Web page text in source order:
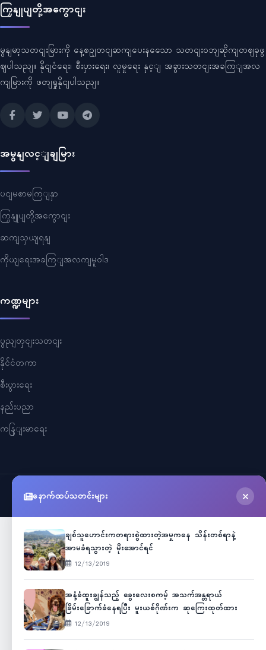
ကြှနျုပျတို့အကွောငျး
မွနျမာ့သတငျးမြားကို နေ့စဥျတငျဆကျပေးနသေော သတငျးဝဘျဆိုကျတဈခုဖွ
ဈပါသညျ။ နိုငျငံရေး၊ စီးပှားရေး၊ လူမှုရေး နှင့ျ အခွားသတငျးအခကြျအလ
ကျမြားကို ဖတျရှုနိုငျပါသညျ။
အမွနျလင့ျချမြား
ပငျမစာမကြျနှာ
ကြှနျုပျတို့အကွောငျး
ဆကျသှယျရနျ
ကိုယျရေးအခကြျအလကျမူဝါဒ
ကဏ္ဍများ
ပွညျတှငျးသတငျး
နိုင်ငံတကာ
စီးပွားရေး
နည်းပညာ
ကနြျးမာရေး
©2026Myanmar Cele News
နောက်ထပ်သတင်းများ
ချစ်သူဟောင်းကတရားစွဲထားတဲ့အမှုကနေ သိန်းတစ်ရာနဲ့
အာမခံရသွားတဲ့ မိုးအောင်ရင်
12/13/2019
အနံ့ခံထူးချွန်သည့် ခွေးလေးစကမ့် အသက်အန္တရာယ်
ခြိမ်းခြောက်ခံနေရပြီး မူးယစ်ဂိုဏ်းက ဆုကြေးထုတ်ထား
12/13/2019